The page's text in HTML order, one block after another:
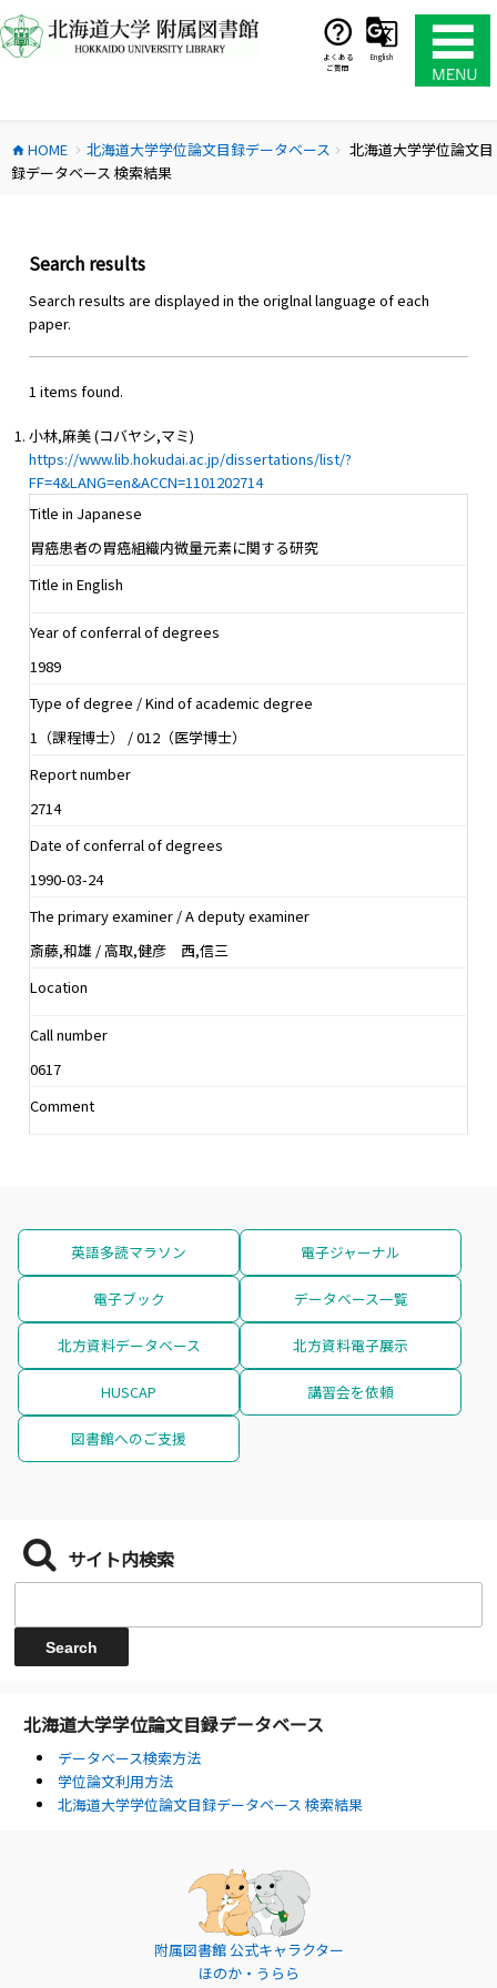
ン
テ
ス
キ
よくある
ご質問
English
home HOME chevron_right 北海道大学学位論文目録データベース chevron_right
北海道大学学位論文目
録データベース 検索結果
Search results
Search results are displayed in the origlnal language of each
paper.
1 items found.
小林,麻美 (コバヤシ,マミ)
https://www.lib.hokudai.ac.jp/dissertations/list/?
FF=4&LANG=en&ACCN=1101202714
Title in Japanese
胃癌患者の胃癌組織内微量元素に関する研究
Title in English
Year of conferral of degrees
1989
Type of degree / Kind of academic degree
1（課程博士） / 012（医学博士）
Report number
2714
Date of conferral of degrees
1990-03-24
The primary examiner / A deputy examiner
斎藤,和雄 / 高取,健彦 西,信三
Location
Call number
0617
Comment
英語多読マラソン 電子ジャーナル
電子ブック データベース一覧
北方資料データベース 北方資料電子展示
HUSCAP 講習会を依頼
図書館へのご支援
サイト内検索
北海道大学学位論文目録データベース
データベース検索方法
学位論文利用方法
北海道大学学位論文目録データベース 検索結果
附属図書館 公式キャラクター
ほのか・うらら